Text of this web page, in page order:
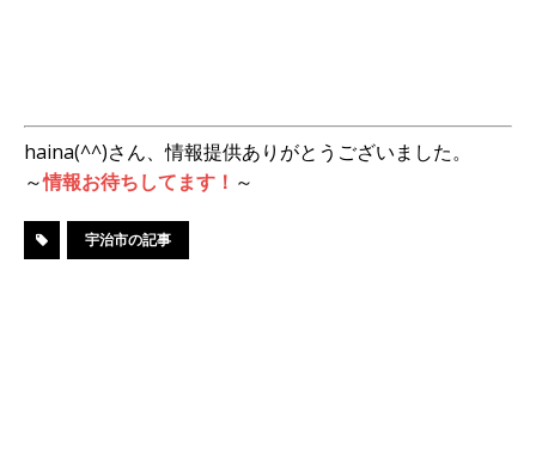
haina(^^)さん、情報提供ありがとうございました。
～情報お待ちしてます！ ～
宇治市の記事